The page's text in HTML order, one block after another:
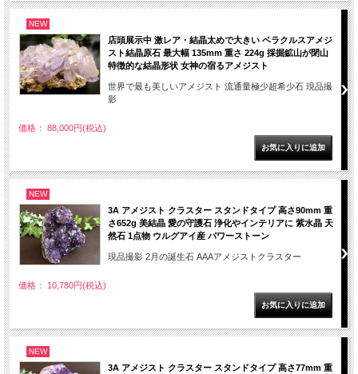
NEW
店頭展示中 激レア・結晶太めで大きい ベラクルスアメジ
スト結晶原石 最大幅 135mm 重さ 224g 採掘鉱山が閉山
特徴的な結晶形状 女神の宿るアメジスト
世界で最も美しいアメジスト 流通量極少超希少石 現品撮
影
価格： 88,000円(税込)
NEW
3A アメジスト クラスター スタンドタイプ 高さ90mm 重
さ652g 美結晶 愛の守護石 浄化やインテリアに 紫水晶 天
然石 1点物 ウルグアイ産 パワーストーン
現品撮影 2月の誕生石 AAAアメジストクラスター
価格： 10,780円(税込)
NEW
3A アメジスト クラスター スタンドタイプ 高さ77mm 重